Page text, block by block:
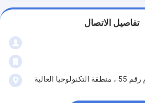
تفاصيل الاتصال
المبنى 3 ، شارع العلوم رقم 55 ، منطقة التكنولوجيا العالية